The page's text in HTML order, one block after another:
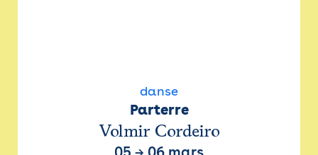
danse
Parterre
Volmir Cordeiro